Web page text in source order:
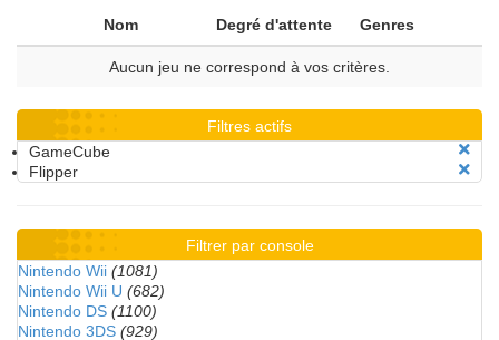
Nom Degré d'attente Genres
Aucun jeu ne correspond à vos critères.
Filtres actifs
GameCube
Flipper
Filtrer par console
Nintendo Wii (1081)
Nintendo Wii U (682)
Nintendo DS (1100)
Nintendo 3DS (929)